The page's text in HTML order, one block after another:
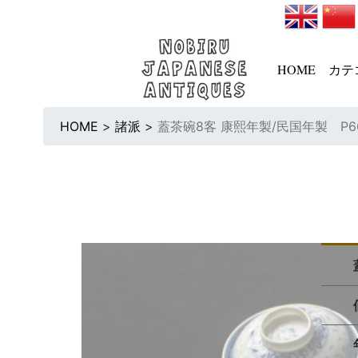
HOME カ
HOME > 諸派 > 蓋茶碗8客 康熙年製/民国年製